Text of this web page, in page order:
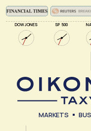
DOW JONES SP 500
MARKETS